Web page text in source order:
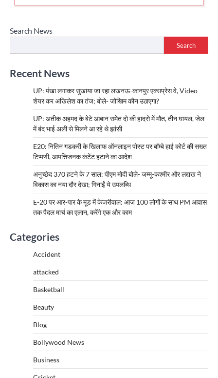
Search News
Search
Recent News
UP: पंखा लगाकर सुखाया जा रहा लखनऊ-कानपुर एक्सप्रेस वे, Video
शेयर कर अखिलेश का तंज; बोले- जोखिम कौन उठाएगा?
UP: अतीक अहमद के बेटे आबान समेत दो की हादसे में मौत, तीन घायल, जेल
में बंद भाई अली से मिलने आ रहे थे झांसी
E20: नितिन गडकरी के खिलाफ ऑनलाइन पोस्ट पर बॉम्बे हाई कोर्ट की सख्त
टिप्पणी, आपत्तिजनक कंटेंट हटाने का आदेश
अनुच्छेद 370 हटने के 7 साल: पीएम मोदी बोले- जम्मू-कश्मीर और लद्दाख ने
विकास का नया दौर देखा; गिनाईं ये उपलब्धि
E-20 पर आर-पार के मूड में केजरीवाल: आज 100 लोगों के साथ PM आवास
तक पैदल मार्च का एलान, करेंगे एक और काम
Categories
Accident
attacked
Basketball
Beauty
Blog
Bollywood News
Business